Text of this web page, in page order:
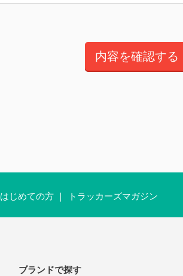
はじめての方 トラッカーズマガジン
ブランドで探す